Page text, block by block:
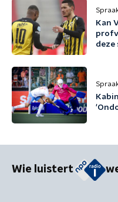
Kan
Wie luistert